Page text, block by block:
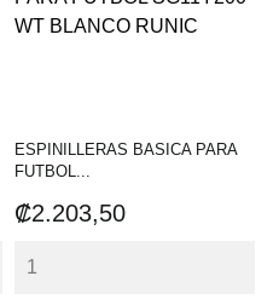
ESPINILLERAS BASICA PARA
FUTBOL...
Precio
₡2.203,50